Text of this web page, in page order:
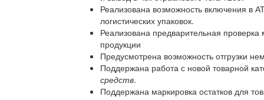
Реализована возможность включения в
логистических упаковок.
Реализована предварительная
продукции
Предусмотрена возможность отгрузки
Поддержана работа с новой товарной
средств.
Поддержана маркировка остатков для